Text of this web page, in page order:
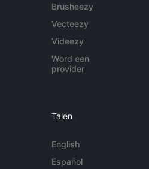
Brusheezy
Vecteezy
Videezy
Word een
provider
Talen
English
Español